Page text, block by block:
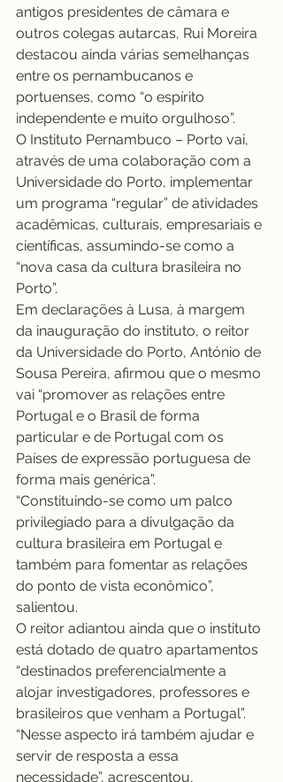
antigos presidentes de câmara e
outros colegas autarcas, Rui Moreira
destacou ainda várias semelhanças
entre os pernambucanos e
portuenses, como “o espírito
independente e muito orgulhoso”.
O Instituto Pernambuco – Porto vai,
através de uma colaboração com a
Universidade do Porto, implementar
um programa “regular” de atividades
acadêmicas, culturais, empresariais e
científicas, assumindo-se como a
“nova casa da cultura brasileira no
Porto”.
Em declarações à Lusa, à margem
da inauguração do instituto, o reitor
da Universidade do Porto, António de
Sousa Pereira, afirmou que o mesmo
vai “promover as relações entre
Portugal e o Brasil de forma
particular e de Portugal com os
Países de expressão portuguesa de
forma mais genérica”.
“Constituindo-se como um palco
privilegiado para a divulgação da
cultura brasileira em Portugal e
também para fomentar as relações
do ponto de vista econômico”,
salientou.
O reitor adiantou ainda que o instituto
está dotado de quatro apartamentos
“destinados preferencialmente a
alojar investigadores, professores e
brasileiros que venham a Portugal”.
“Nesse aspecto irá também ajudar e
servir de resposta a essa
necessidade”, acrescentou,